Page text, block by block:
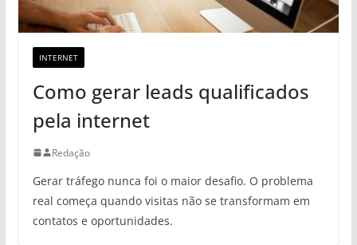
INTERNET
Como gerar leads qualificados
pela internet
Redação
Gerar tráfego nunca foi o maior desafio. O problema
real começa quando visitas não se transformam em
contatos e oportunidades.